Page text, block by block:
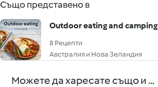
Също представено в
Outdoor eating and camping
8 Рецепти
Австралия и Нова Зеландия
Можете да харесате също и ...